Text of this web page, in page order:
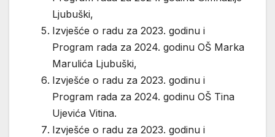
Ljubuški,
Izvješće o radu za 2023. godinu i
Program rada za 2024. godinu OŠ Marka
Marulića Ljubuški,
Izvješće o radu za 2023. godinu i
Program rada za 2024. godinu OŠ Tina
Ujevića Vitina.
Izvješće o radu za 2023. godinu i